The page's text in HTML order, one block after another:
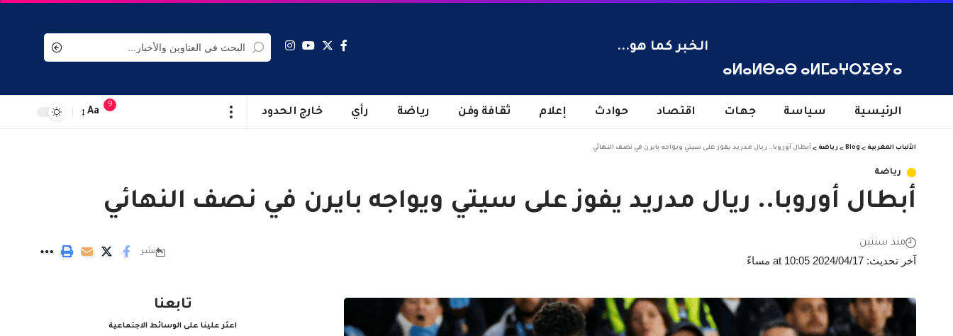
ⴰⵍⴰⵍⴱⴰⴱ ⴰⵍⵎⴰⵖⵔⵉⴱⵢⴰ
الخبر كما هو...
الرئيسية سياسة جهات اقتصاد حوادث إعلام ثقافة وفن رياضة رأي خارج الحدود
9
Aa
الألباب المغربية >
Blog
> رياضة > أبطال أوروبا.. ريال مدريد يفوز على سيتي ويواجه بايرن في نصف النهائي
رياضة
أبطال أوروبا.. ريال مدريد يفوز على سيتي ويواجه بايرن في نصف النهائي
آخر تحديث: 2024/04/17 at 10:05 مساءً
منذ سنتين
نشر
تابعنا
اعثر علينا على الوسائط الاجتماعية